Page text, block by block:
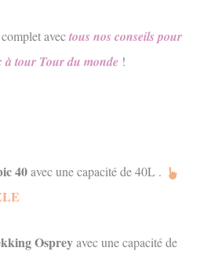
avectous nos conseils pour
à tour Tour du monde !
40avec une capacité de 40L .
Ospreyavec une capacité de